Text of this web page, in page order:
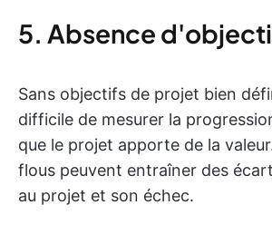
5. Absence
Sans objectifs de projet bien
difficile de mesurer la
que le projet apporte de la
flous peuvent entraîner des
au projet et son échec.